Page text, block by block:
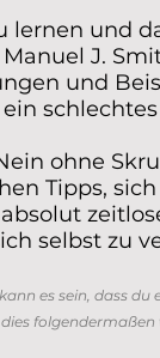
lernen und
J.
und
ohne
Tipps,
selbst zu
es sein, dass